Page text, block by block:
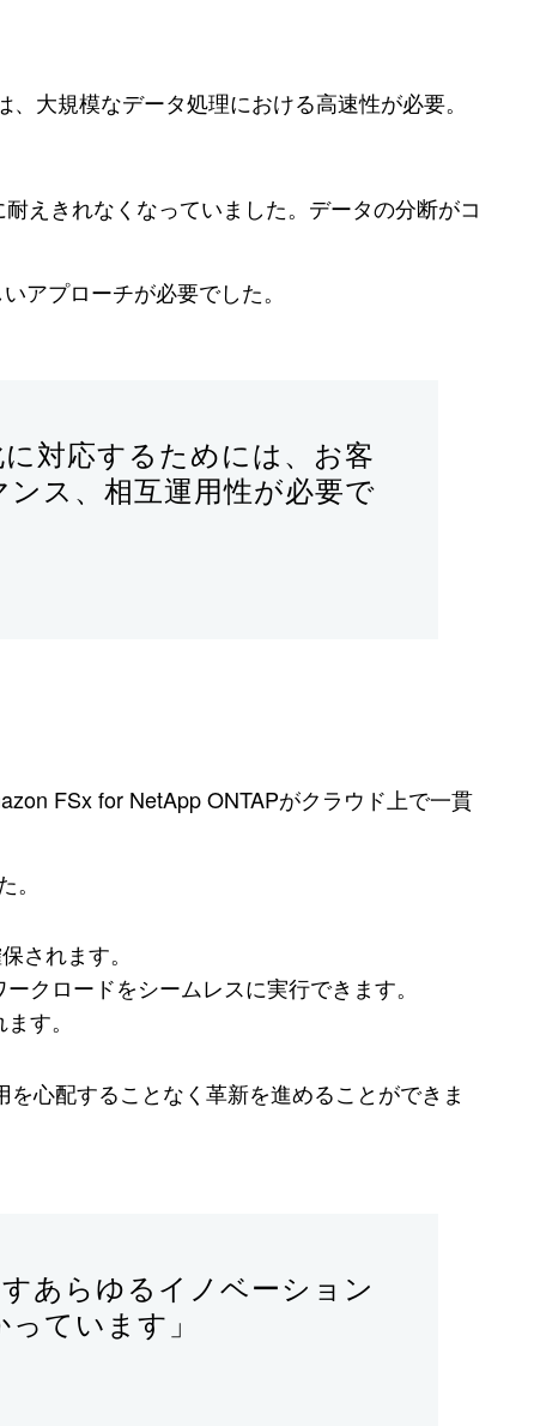
大規模なデータ処理における高速性が必要。
えきれなくなっていました。データの分断がコ
アプローチが必要でした。
対応するためには、お客
ス、相互運用性が必要で
FSx for NetApp ONTAPがクラウド上で一貫
されます。
クロードをシームレスに実行できます。
す。
心配することなく革新を進めることができま
あらゆるイノベーション
ています」